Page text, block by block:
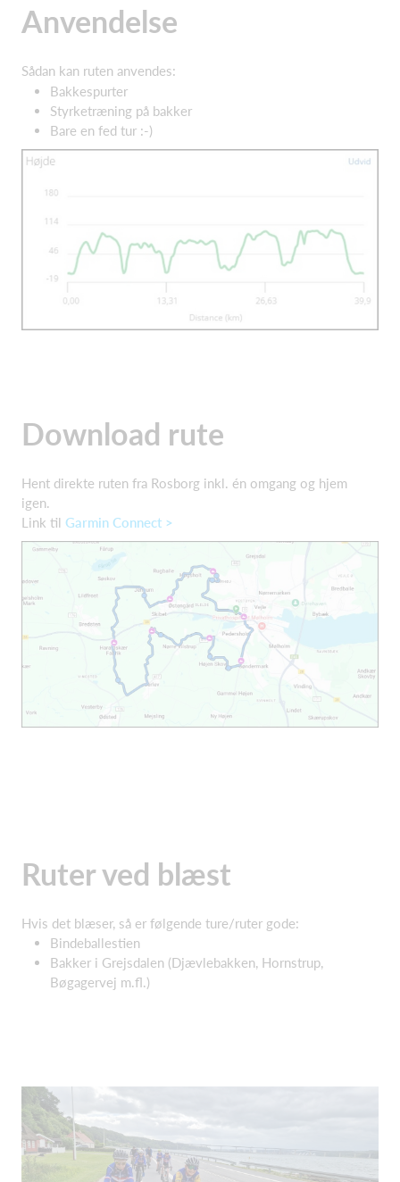
Anvendelse
Sådan kan ruten anvendes:
Bakkespurter
Styrketræning på bakker
Bare en fed tur :-)
Download rute
Hent direkte ruten fra Rosborg inkl. én omgang og hjem
igen.
Link til Garmin Connect >
Ruter ved blæst
Hvis det blæser, så er følgende ture/ruter gode:
Bindeballestien
Bakker i Grejsdalen (Djævlebakken, Hornstrup,
Bøgagervej m.fl.)